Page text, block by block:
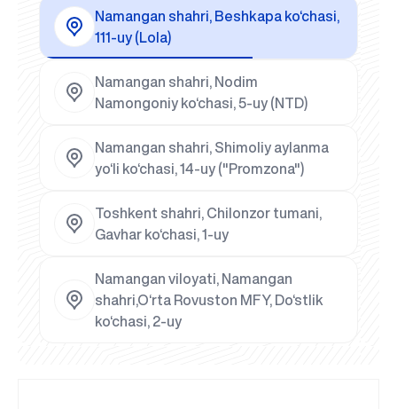
Namangan shahri, Beshkapa ko‘chasi,
111-uy (Lola)
Namangan shahri, Nodim
Namongoniy ko‘chasi, 5-uy (NTD)
Namangan shahri, Shimoliy aylanma
yo‘li ko‘chasi, 14-uy ("Promzona")
Toshkent shahri, Chilonzor tumani,
Gavhar ko‘chasi, 1-uy
Namangan viloyati, Namangan
shahri,O‘rta Rovuston MFY, Do‘stlik
ko‘chasi, 2-uy